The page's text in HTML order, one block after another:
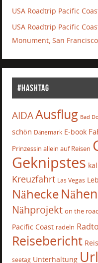
USA Roadtrip Pacific
USA Roadtrip Pacific
Monument, San Francisco
#Hashtag
AIDAAusflug Bad
schön Dänemark E-book
Prinzessin allein auf Reisen
Geknipstes
Kreuzfahrt Las Vegas
NäheckeNähen
Nähprojekt on the
Pacific Coast radeln
Reisebericht
seetag Unterhaltung